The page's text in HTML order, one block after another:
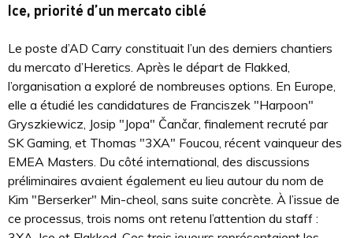
Ice, priorité d’un mercato ciblé
Le poste d’AD Carry constituait l’un des derniers chantiers
du mercato d’Heretics. Après le départ de Flakked,
l’organisation a exploré de nombreuses options. En Europe,
elle a étudié les candidatures de Franciszek "Harpoon"
Gryszkiewicz, Josip "Jopa" Čančar, finalement recruté par
SK Gaming, et Thomas "3XA" Foucou, récent vainqueur des
EMEA Masters. Du côté international, des discussions
préliminaires avaient également eu lieu autour du nom de
Kim "Berserker" Min-cheol, sans suite concrète. À l’issue de
ce processus, trois noms ont retenu l’attention du staff :